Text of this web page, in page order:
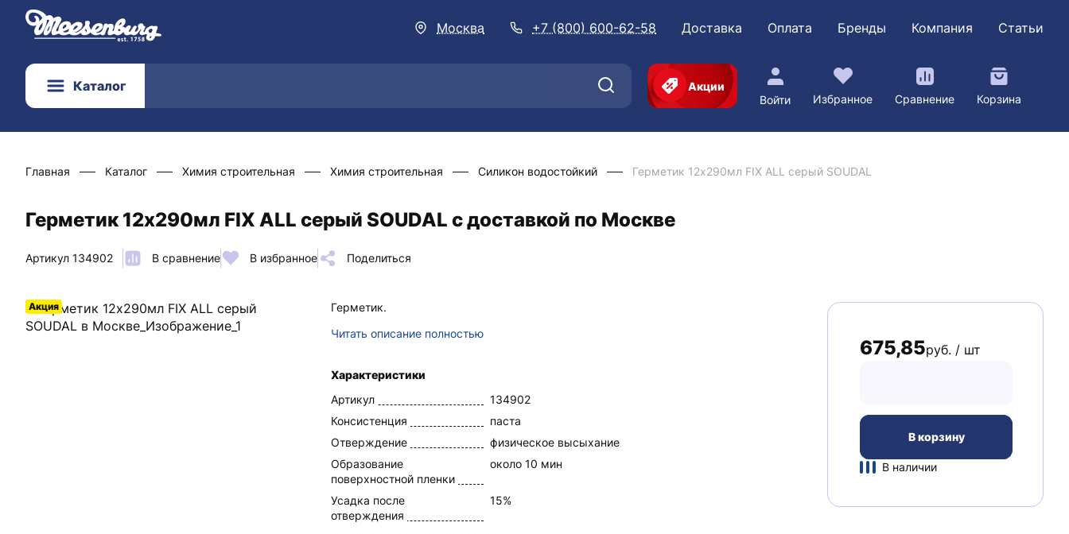
Москва +7 (800) 600-62-58 Доставка Оплата Бренды Компания Статьи
Каталог
Акции
Войти
Избранное Сравнение Корзина
Главная Каталог Химия строительная Химия строительная Силикон водостойкий Герметик 12х290мл FIX ALL серый SOUDAL
Герметик 12х290мл FIX ALL серый SOUDAL с доставкой по Москве
Артикул 134902 В сравнение В избранное Поделиться
Акция
Герметик.
Читать описание полностью
Характеристики
Артикул
134902
Консистенция
паста
Отверждение
физическое высыхание
Образование
поверхностной пленки
около 10 мин
Усадка после
отверждения
15%
675,85руб. / шт
В корзину
В наличии